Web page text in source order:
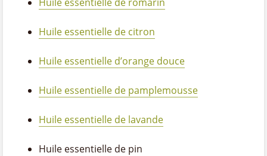
Huile essentielle de citron
Huile essentielle d’orange douce
Huile essentielle de pamplemousse
Huile essentielle de lavande
Huile essentielle de pin